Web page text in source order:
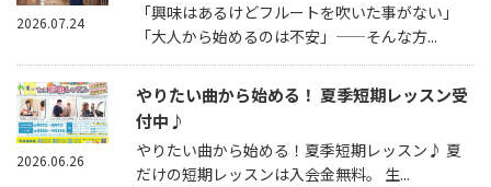
「興味はあるけどフルートを吹いた事がない」
「大人から始めるのは不安」——そんな方...
2026.07.24
やりたい曲から始める！ 夏季短期レッスン受
付中♪
やりたい曲から始める！夏季短期レッスン♪ 夏
だけの短期レッスンは入会金無料。 生...
2026.06.26